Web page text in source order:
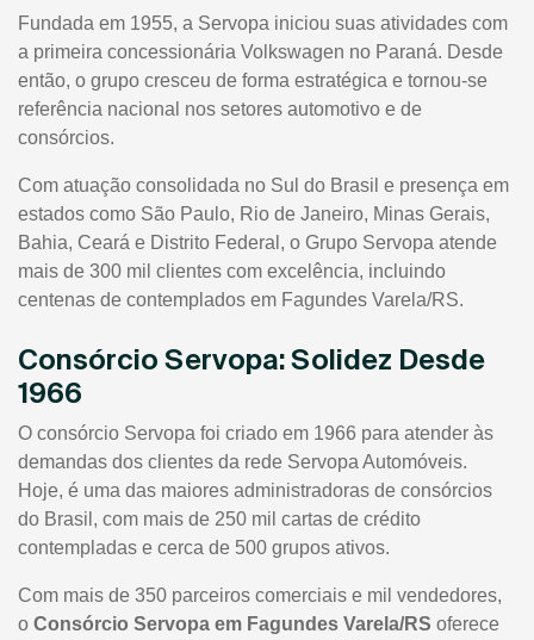
Fundada em 1955, a Servopa iniciou suas atividades com
a primeira concessionária Volkswagen no Paraná. Desde
então, o grupo cresceu de forma estratégica e tornou-se
referência nacional nos setores automotivo e de
consórcios.
Com atuação consolidada no Sul do Brasil e presença em
estados como São Paulo, Rio de Janeiro, Minas Gerais,
Bahia, Ceará e Distrito Federal, o Grupo Servopa atende
mais de 300 mil clientes com excelência, incluindo
centenas de contemplados em Fagundes Varela/RS.
Consórcio Servopa: Solidez Desde
1966
O consórcio Servopa foi criado em 1966 para atender às
demandas dos clientes da rede Servopa Automóveis.
Hoje, é uma das maiores administradoras de consórcios
do Brasil, com mais de 250 mil cartas de crédito
contempladas e cerca de 500 grupos ativos.
Com mais de 350 parceiros comerciais e mil vendedores,
o Consórcio Servopa em Fagundes Varela/RS oferece